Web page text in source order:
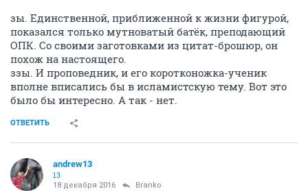
зы. Единственной, приближенной к жизни фигурой,
показался только мутноватый батёк, преподающий
ОПК. Со своими заготовками из цитат-брошюр, он
похож на настоящего.
ззы. И проповедник, и его коротконожка-ученик
вполне вписались бы в исламистскую тему. Вот это
было бы интересно. А так - нет.
ОТВЕТИТЬ
andrew13
13
18 декабря 2016 Branko